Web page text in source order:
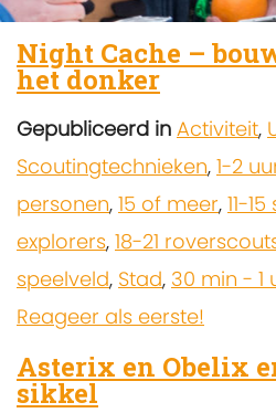
Night Cache –
het donker
Gepubliceerd in Activiteit,
Scoutingtechnieken, 1-2
personen, 15 of meer, 11-
explorers, 18-21
speelveld, Stad, 30 min - 1
Reageer als eerste!
Asterix en Obelix
sikkel